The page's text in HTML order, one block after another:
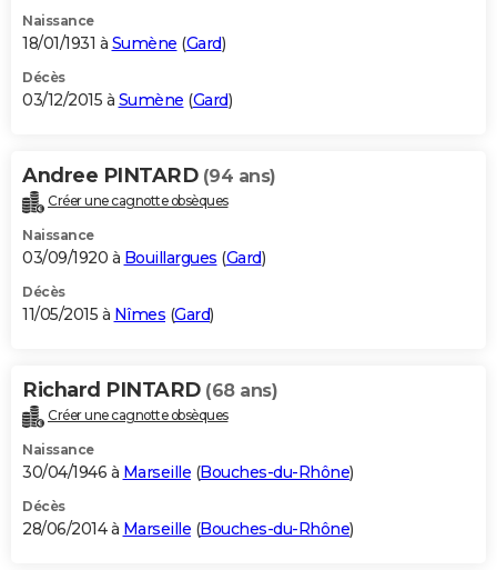
Naissance
18/01/1931 à Sumène (Gard)
Décès
03/12/2015 à Sumène (Gard)
Andree PINTARD (94 ans)
Créer une cagnotte obsèques
Naissance
03/09/1920 à Bouillargues (Gard)
Décès
11/05/2015 à Nîmes (Gard)
Richard PINTARD (68 ans)
Créer une cagnotte obsèques
Naissance
30/04/1946 à Marseille (Bouches-du-Rhône)
Décès
28/06/2014 à Marseille (Bouches-du-Rhône)